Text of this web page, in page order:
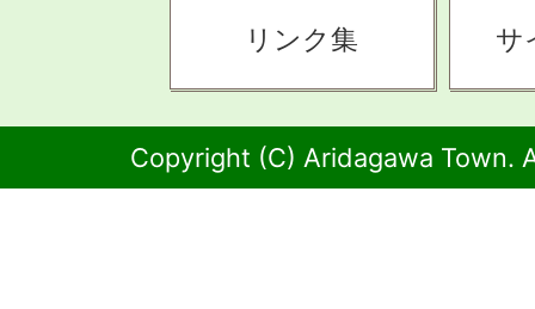
リンク集 サ
Copyright (C) Aridagawa Town.